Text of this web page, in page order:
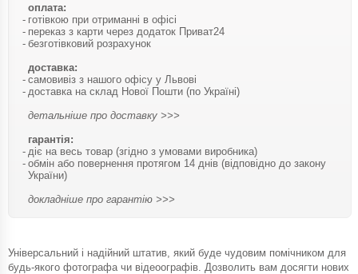
оплата:
готівкою при отриманні в офісі
переказ з карти через додаток Приват24
безготівковий розрахунок
доставка:
самовивіз з нашого офісу у Львові
доставка на склад Нової Пошти (по Україні)
детальніше про доставку >>>
гарантія:
діє на весь товар (згідно з умовами виробника)
обмін або повернення протягом 14 днів (відповідно до закону
України)
докладніше про гарантію >>>
Універсальний і надійний штатив, який буде чудовим помічником для
будь-якого фотографа чи відеоографів. Дозволить вам досягти нових